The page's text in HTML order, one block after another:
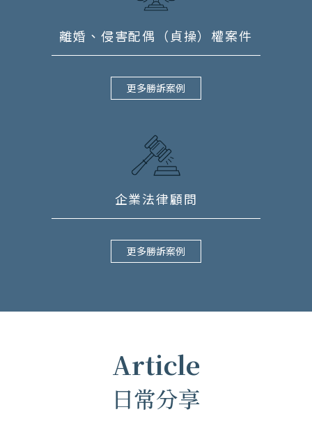
離婚、侵害配偶（貞操）權案件
更多勝訴案例
企業法律顧問
更多勝訴案例
Article
日常分享